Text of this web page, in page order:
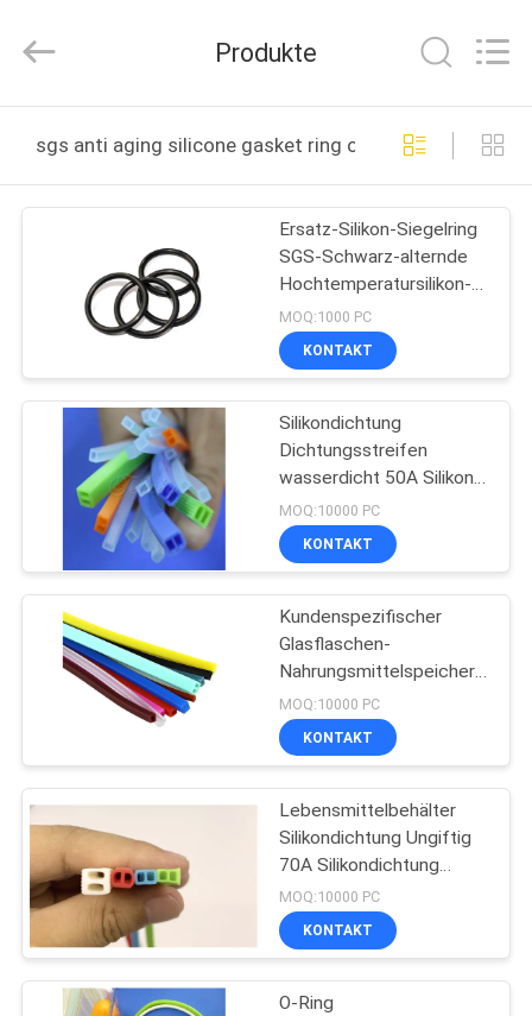
PRODUKTE
FABRIK-
AUSFLUG
QUALITÄTSKONTROLLE
TRETEN
VERBINDUNG
NACHRICHTEN
FORDERN
SIE
Co.,Ltd.
Produkte
sgs anti aging silicone gasket ring online manufacture
Ersatz-Silikon-Siegelring
SGS-Schwarz-alternde
Hochtemperatursilikon-
Antio-Ringe
MOQ:1000 PC
KONTAKT
Silikondichtung
Dichtungsstreifen
wasserdicht 50A Silikon-
O-Ringe
Lebensmittelqualität kein
Geruch
MOQ:10000 PC
KONTAKT
Kundenspezifischer
Glasflaschen-
Nahrungsmittelspeicher-
Dichtungs-Behälter-
Nahrungsmittelgrad-
Silikon-O-Ring
MOQ:10000 PC
KONTAKT
Lebensmittelbehälter
Silikondichtung Ungiftig
70A Silikondichtung
Lebensmittelbehälter
aus Kunststoff in
Lebensmittelqualität
MOQ:10000 PC
KONTAKT
O-Ring